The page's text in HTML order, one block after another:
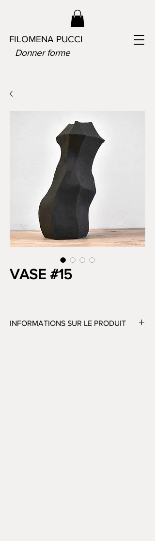
FILOMENA PUCCI
Donner forme
VASE #15
INFORMATIONS SUR LE PRODUIT